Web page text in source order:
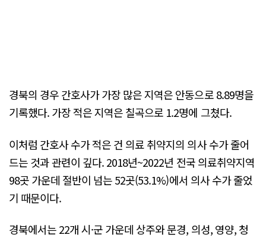
경북의 경우 간호사가 가장 많은 지역은 안동으로 8.89명을
기록했다. 가장 적은 지역은 칠곡으로 1.2명에 그쳤다.
이처럼 간호사 수가 적은 건 의료 취약지의 의사 수가 줄어
드는 것과 관련이 깊다. 2018년~2022년 전국 의료취약지역
98곳 가운데 절반이 넘는 52곳(53.1%)에서 의사 수가 줄었
기 때문이다.
경북에서는 22개 시·군 가운데 상주와 문경, 의성, 영양, 청